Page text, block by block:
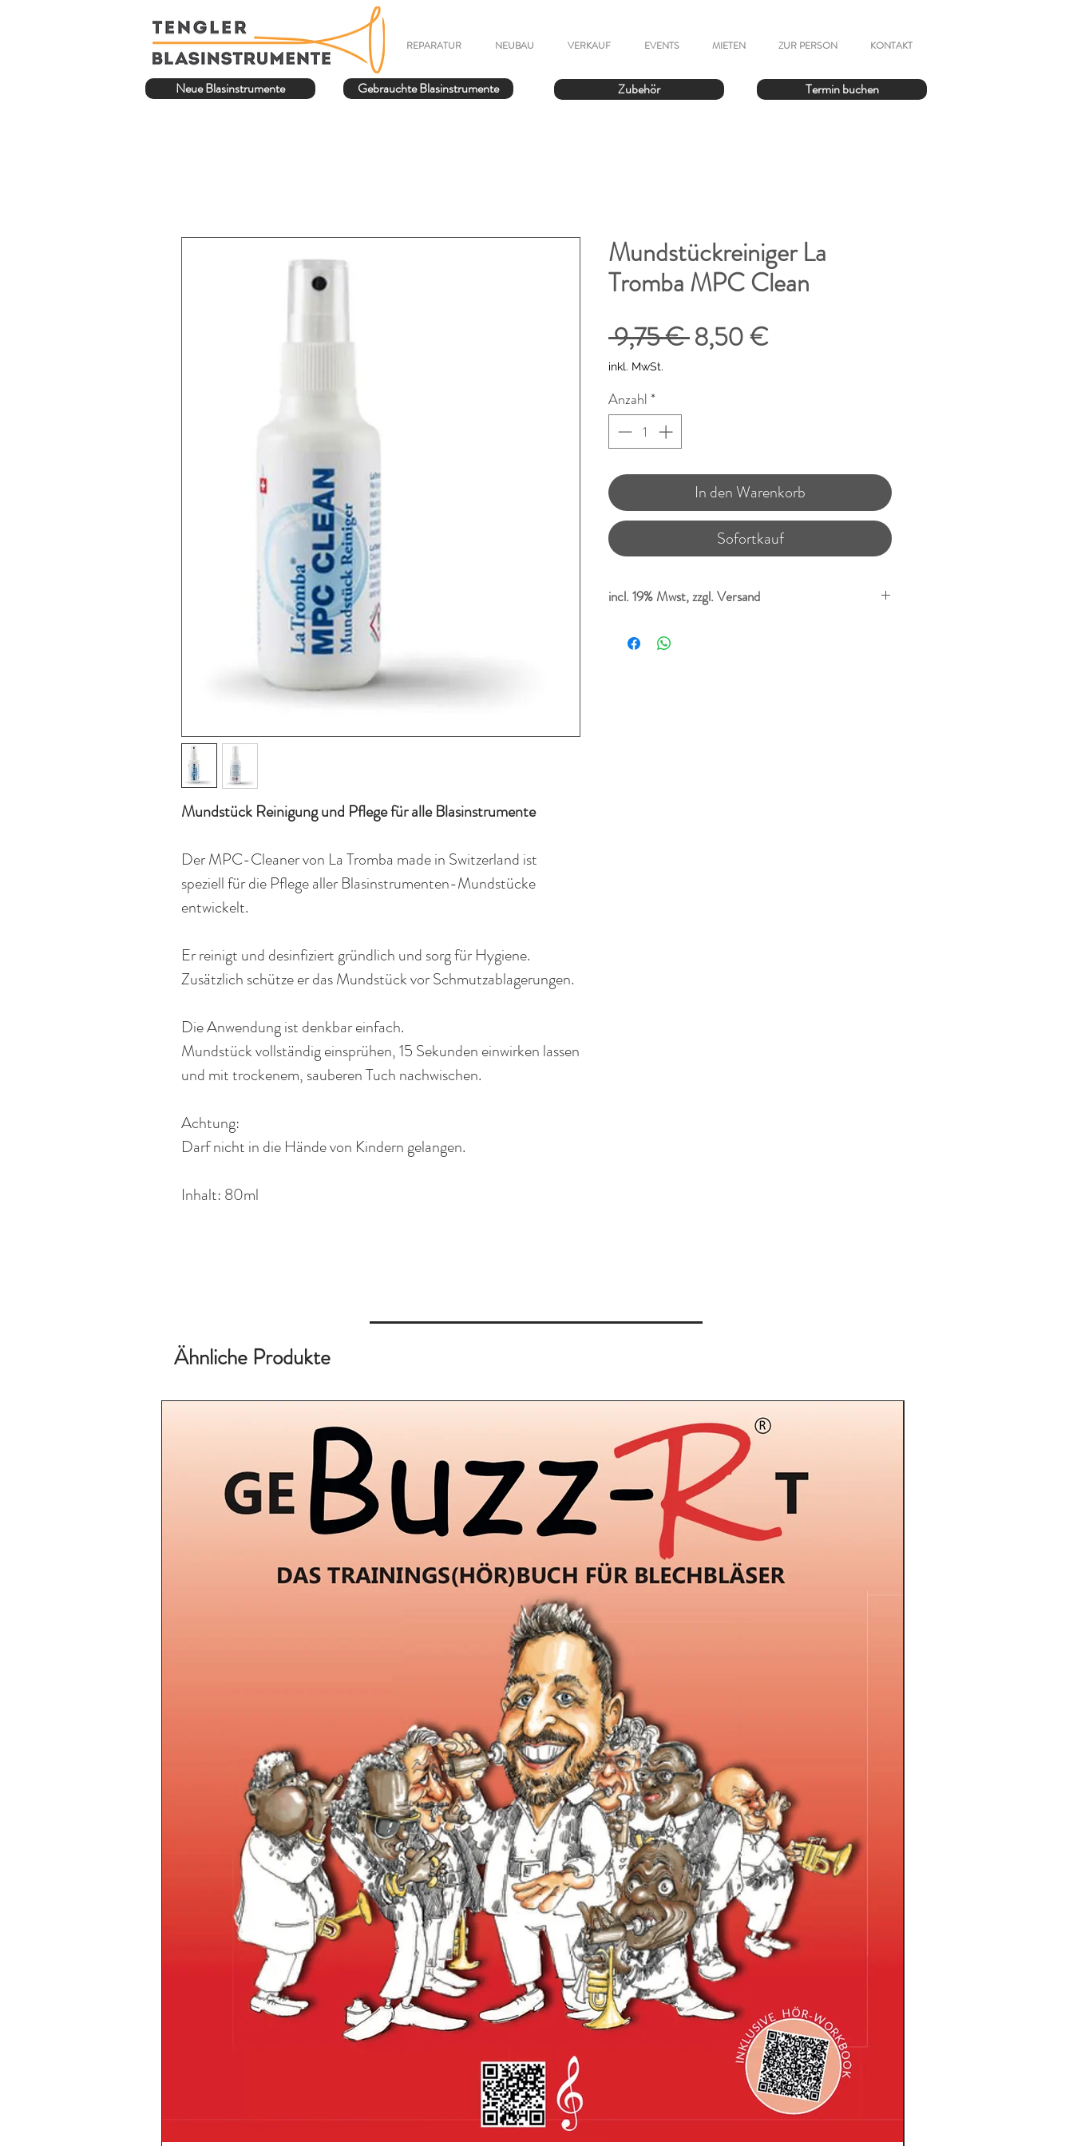
REPARATUR NEUBAU VERKAUF EVENTS MIETEN ZUR PERSON KONTAKT
Neue Blasinstrumente Gebrauchte Blasinstrumente Zubehör Termin buchen
Mundstück Reinigung und Pflege für alleBlasinstrumente
Der MPC-Cleaner von La Tromba made in Switzerland ist
speziellfür die Pflege aller Blasinstrumenten-Mundstücke
entwickelt.
Er reinigt und desinfiziert gründlich und sorg für Hygiene.
Zusätzlich schütze er das Mundstück vor Schmutzablagerungen.
Die Anwendung ist denkbar einfach.
Mundstück vollständig einsprühen, 15 Sekunden einwirken lassen
und mit trockenem, sauberen Tuch nachwischen.
Achtung:
Darf nicht in die Hände von Kindern gelangen.
Inhalt: 80ml
Mundstückreiniger La
Tromba MPC Clean
9,75 € Standardpreis
8,50 €
inkl. MwSt.
Anzahl *
In den Warenkorb
Sofortkauf
incl. 19% Mwst, zzgl. Versand
Ähnliche Produkte